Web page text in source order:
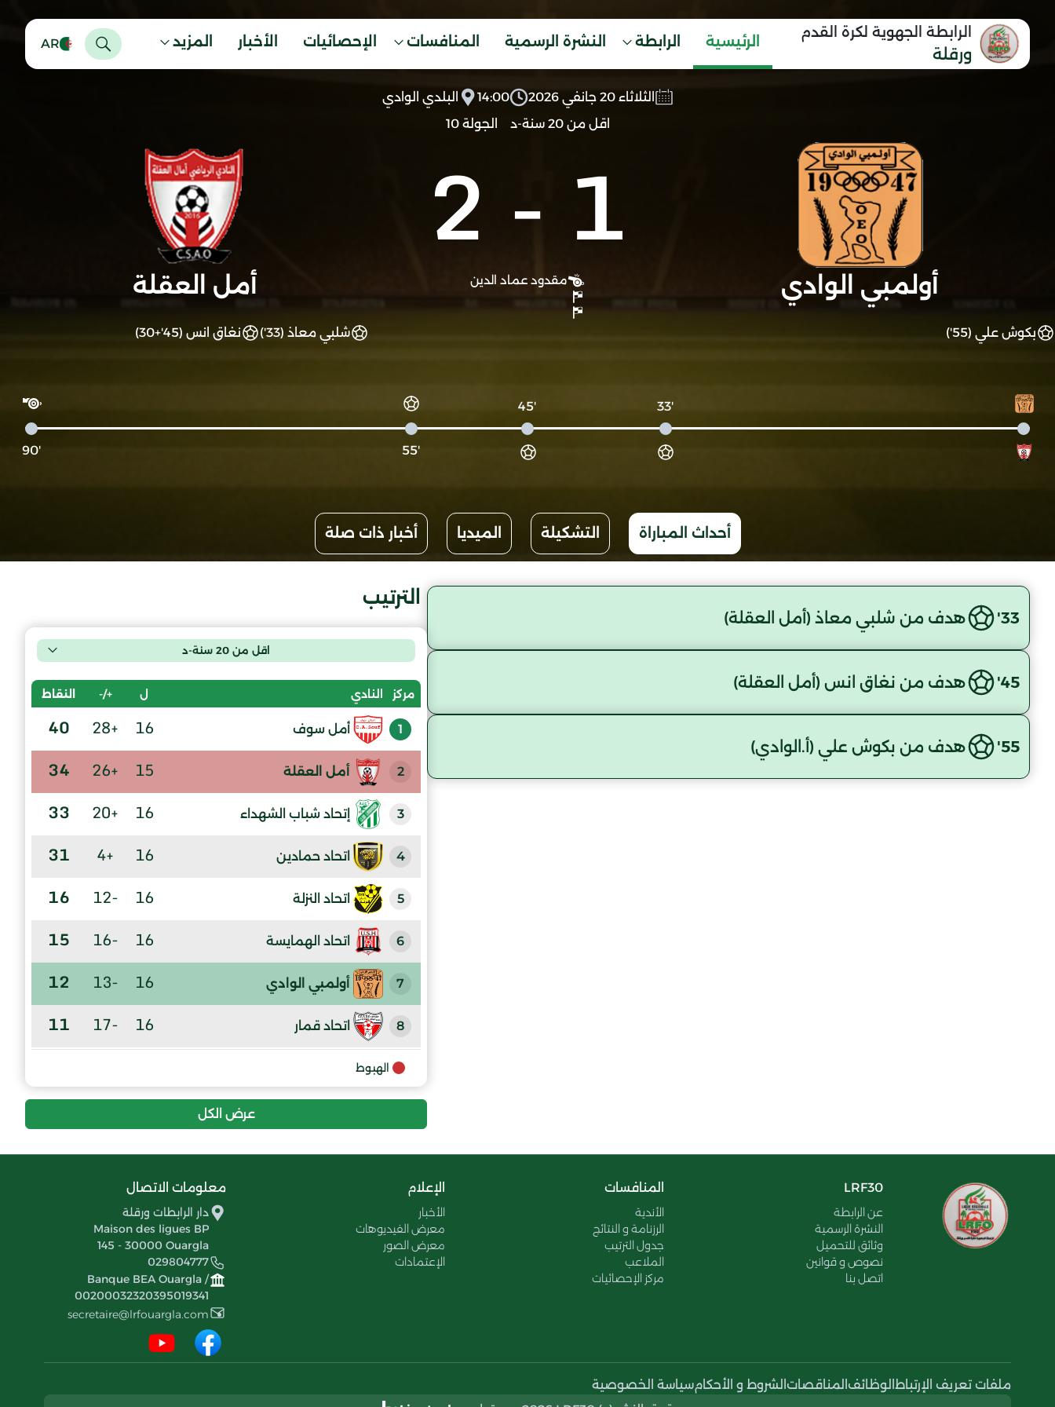
الرابطة الجهوية لكرة القدم
ورقلة
الرئيسية الرابطة النشرة الرسمية المنافسات الإحصائيات الأخبار المزيد AR
الثلاثاء 20 جانفي 2026 14:00
البلدي الوادي
اقل من 20 سنة-د
الجولة 10
أولمبي الوادي
1
-
2
مقدود عماد الدين أمل العقلة
بكوش علي (55') شلبي معاذ (33') نغاق انس (45'+30)
'33
'45
'55
'90
أحداث المباراة التشكيلة الميديا أخبار ذات صلة
33' هدف من شلبي معاذ (أمل العقلة)
45' هدف من نغاق انس (أمل العقلة)
55' هدف من بكوش علي (أ.الوادي)
الترتيب
اقل من 20 سنة-د
مركز النادي ل +/- النقاط
1 أمل سوف 16
+28
40
2 أمل العقلة 15
+26
34
3 إتحاد شباب الشهداء 16
+20
33
4 اتحاد حمادين 16
+4
31
5 اتحاد النزلة 16
-12
16
6 اتحاد الهمايسة 16
-16
15
7 أولمبي الوادي 16
-13
12
8 اتحاد قمار 16
-17
11
9 الهبوط
عرض الكل
LRF30
عن الرابطة
النشرة الرسمية
وثائق للتحميل
نصوص و قوانين
اتصل بنا
المنافسات
الأندية
الرزنامة و النتائج
جدول الترتيب
الملاعب
مركز الإحصائيات
الإعلام
الأخبار
معرض الفيديوهات
معرض الصور
الإعتمادات
معلومات الاتصال
دار الرابطات ورقلة
Maison des ligues BP
145 - 30000 Ouargla
029804777
Banque BEA Ouargla /
00200032320395019341
secretaire@lrfouargla.com
ملفات تعريف الإرتباط الوظائف المناقصات الشروط و الأحكامسياسة الخصوصية